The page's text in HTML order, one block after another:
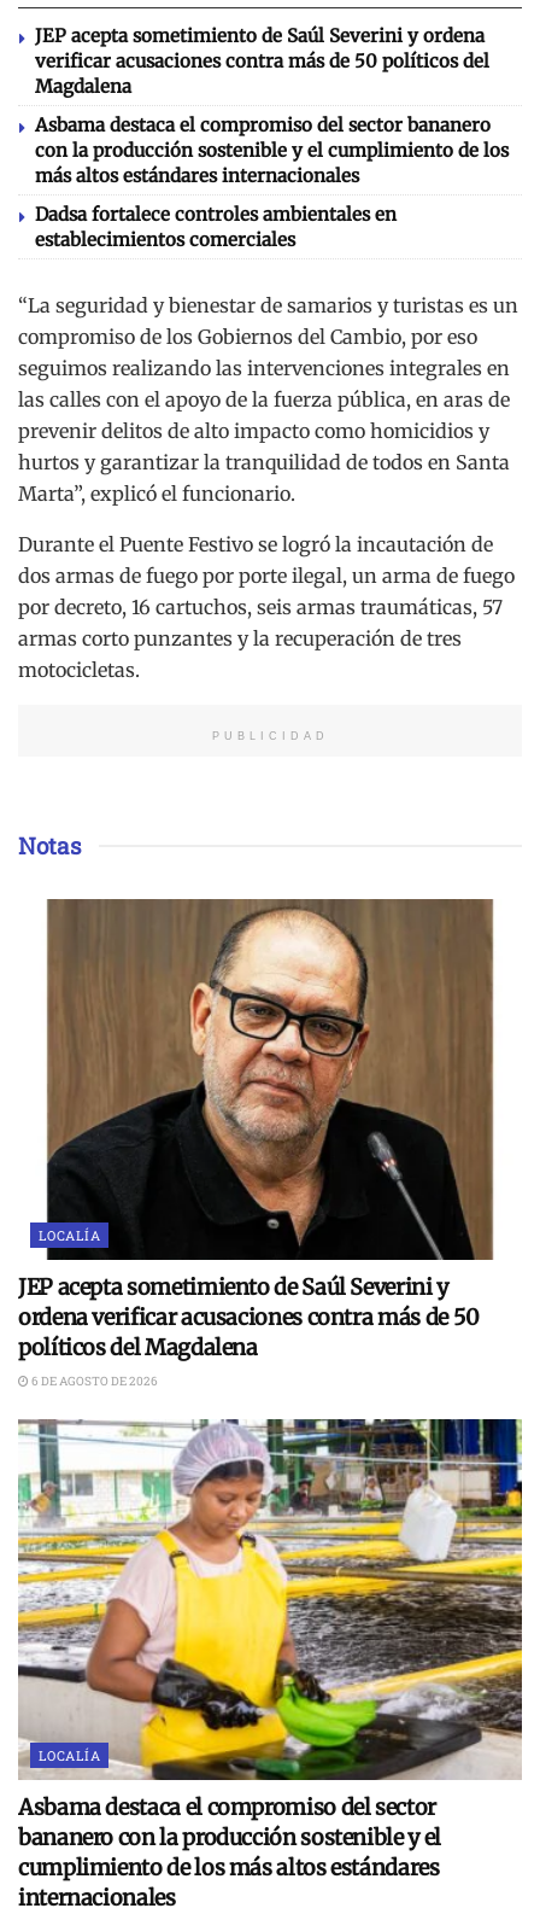
JEP acepta sometimiento de Saúl Severini y ordena
verificar acusaciones contra más de 50 políticos del
Magdalena
Asbama destaca el compromiso del sector bananero
con la producción sostenible y el cumplimiento de los
más altos estándares internacionales
Dadsa fortalece controles ambientales en
establecimientos comerciales
“La seguridad y bienestar de samarios y turistas es un
compromiso de los Gobiernos del Cambio, por eso
seguimos realizando las intervenciones integrales en
las calles con el apoyo de la fuerza pública, en aras de
prevenir delitos de alto impacto como homicidios y
hurtos y garantizar la tranquilidad de todos en Santa
Marta”, explicó el funcionario.
Durante el Puente Festivo se logró la incautación de
dos armas de fuego por porte ilegal, un arma de fuego
por decreto, 16 cartuchos, seis armas traumáticas, 57
armas corto punzantes y la recuperación de tres
motocicletas.
PUBLICIDAD
Notas
LOCALÍA
JEP acepta sometimiento de Saúl Severini y
ordena verificar acusaciones contra más de 50
políticos del Magdalena
6 DE AGOSTO DE 2026
LOCALÍA
Asbama destaca el compromiso del sector
bananero con la producción sostenible y el
cumplimiento de los más altos estándares
internacionales